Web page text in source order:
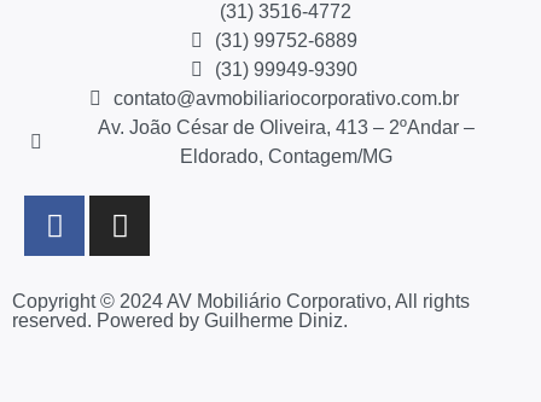
(31) 3516-4772
(31) 99752-6889
(31) 99949-9390
contato@avmobiliariocorporativo.com.br
Av. João César de Oliveira, 413 – 2ºAndar –
Eldorado, Contagem/MG
Copyright © 2024 AV Mobiliário Corporativo, All rights
reserved. Powered by Guilherme Diniz.